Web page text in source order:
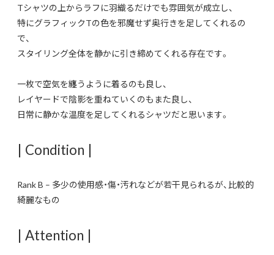
Tシャツの上からラフに羽織るだけでも雰囲気が成立し、
特にグラフィックTの色を邪魔せず奥行きを足してくれるの
で、
スタイリング全体を静かに引き締めてくれる存在です。
一枚で空気を纏うように着るのも良し、
レイヤードで陰影を重ねていくのもまた良し、
日常に静かな温度を足してくれるシャツだと思います。
| Condition |
Rank B – 多少の使用感・傷・汚れなどが若干見られるが、比較的
綺麗なもの
| Attention |